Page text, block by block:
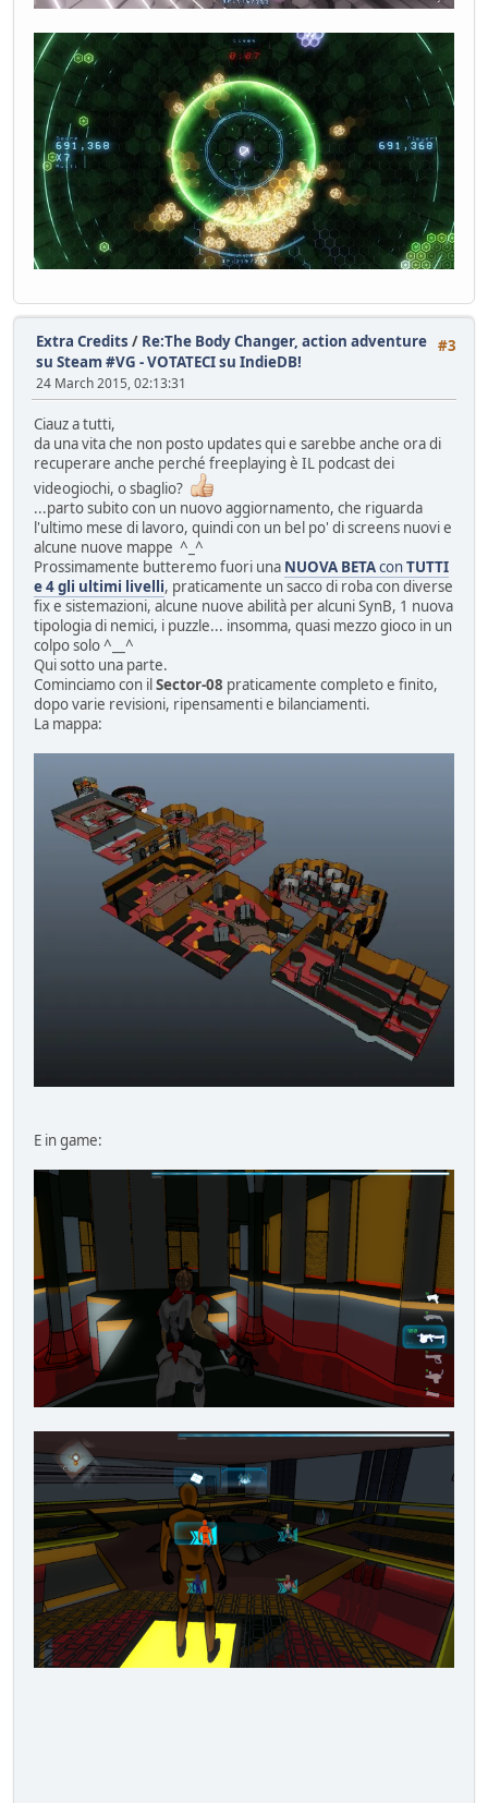
#3
Extra Credits / Re:The Body Changer, action adventure
su Steam #VG - VOTATECI su IndieDB!
24 March 2015, 02:13:31
Ciauz a tutti,
da una vita che non posto updates qui e sarebbe anche ora di
recuperare anche perché freeplaying è IL podcast dei
videogiochi, o sbaglio?
...parto subito con un nuovo aggiornamento, che riguarda
l'ultimo mese di lavoro, quindi con un bel po' di screens nuovi e
alcune nuove mappe ^_^
Prossimamente butteremo fuori una NUOVA BETAconTUTTI
e 4 gli ultimi livelli, praticamente un sacco di roba con diverse
fix e sistemazioni, alcune nuove abilità per alcuni SynB, 1 nuova
tipologia di nemici, i puzzle... insomma, quasi mezzo gioco in un
colpo solo ^__^
Qui sotto una parte.
Cominciamo con ilSector-08 praticamente completo e finito,
dopo varie revisioni, ripensamenti e bilanciamenti.
La mappa:
E in game: